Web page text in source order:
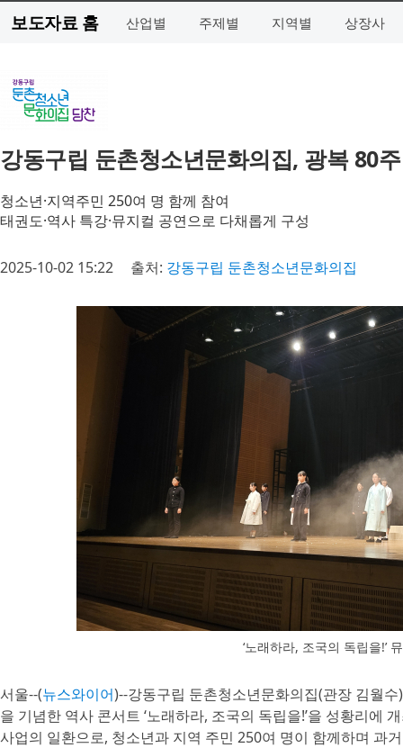
보도자료 홈 산업별 주제별 지역별 상장사
강동구립 둔촌청소년문화의집, 광복 80주
청소년·지역주민 250여 명 함께 참여
태권도·역사 특강·뮤지컬 공연으로 다채롭게 구성
2025-10-02 15:22 출처: 강동구립 둔촌청소년문화의집
‘노래하라, 조국의 독립을!’
서울--(뉴스와이어)--강동구립 둔촌청소년문화의집(관장 김월
을 기념한 역사 콘서트 ‘노래하라, 조국의 독립을!’을 성황리에
사업의 일환으로, 청소년과 지역 주민 250여 명이 함께하며 과